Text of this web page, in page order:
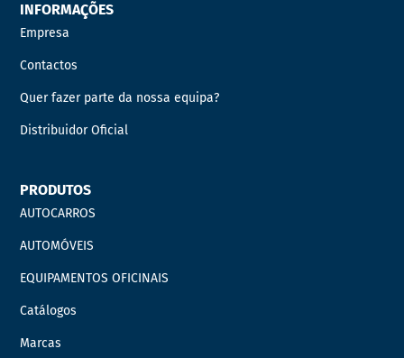
INFORMAÇÕES
Empresa
Contactos
Quer fazer parte da nossa equipa?
Distribuidor Oficial
PRODUTOS
AUTOCARROS
AUTOMÓVEIS
EQUIPAMENTOS OFICINAIS
Catálogos
Marcas